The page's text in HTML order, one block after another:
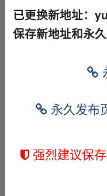
← data258 2
400款家庭养
data258 2
24.8MB】 文档
← xuzhang 3
夸克
已更换新地址：
保存新地址和永
永久发布
强烈建议保